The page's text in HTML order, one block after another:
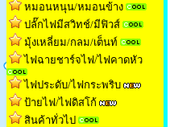
หมอนหนุน/หมอนข้าง
ปลั๊กไฟมีสวิทช์/มีฟิวส์
มุ้งเหลี่ยม/กลม/เต็นท
ไฟฉายชาร์จไฟ/ไฟคาดหัว
ไฟประดับ/ไฟกระพริบ
ป้ายไฟ/ไฟดิสโก้
สินค้าทั่วไป